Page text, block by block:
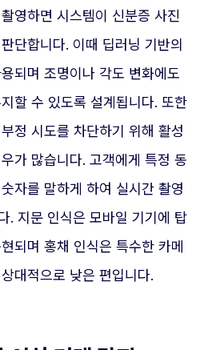
영하면 시스템이 신분증 사진
단합니다. 이때 딥러닝 기반의
되며 조명이나 각도 변화에도
할 수 있도록 설계됩니다. 또한
정 시도를 차단하기 위해 활성
가 많습니다. 고객에게 특정 동
자를 말하게 하여 실시간 촬영
. 지문 인식은 모바일 기기에 탑
되며 홍채 인식은 특수한 카메
대적으로 낮은 편입니다.